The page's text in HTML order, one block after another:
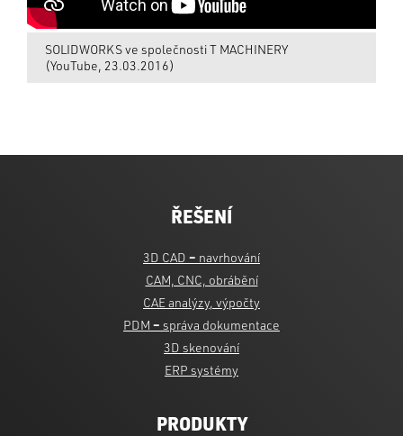
SOLIDWORKS ve společnosti T MACHINERY
(YouTube, 23.03.2016)
ŘEŠENÍ
3D CAD – navrhování
CAM, CNC, obrábění
CAE analýzy, výpočty
PDM – správa dokumentace
3D skenování
ERP systémy
PRODUKTY